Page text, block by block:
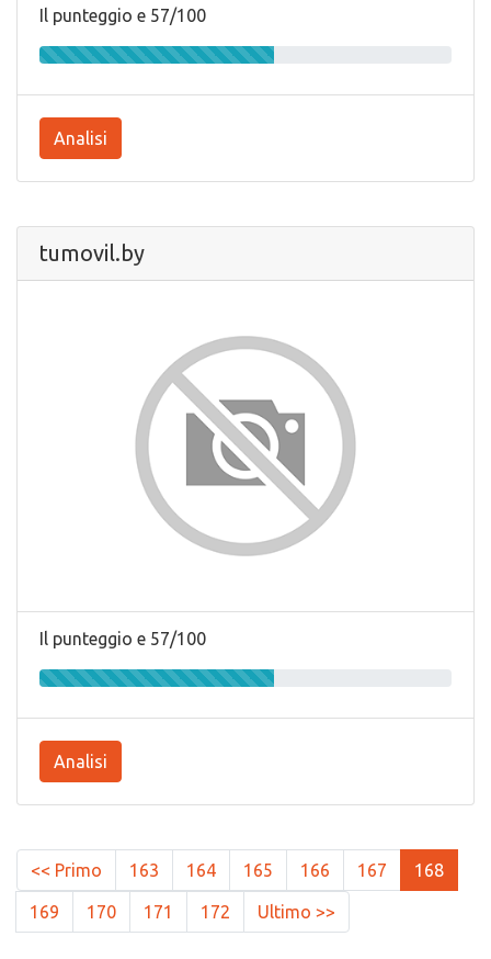
Il punteggio e 57/100
Analisi
tumovil.by
Il punteggio e 57/100
Analisi
<< Primo 163 164 165 166 167 168
169 170 171 172 Ultimo >>